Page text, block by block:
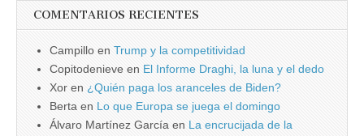
COMENTARIOS RECIENTES
Campillo en Trump y la competitividad
Copitodenieve en El Informe Draghi, la luna y el dedo
Xor en ¿Quién paga los aranceles de Biden?
Berta en Lo que Europa se juega el domingo
Álvaro Martínez García en La encrucijada de la